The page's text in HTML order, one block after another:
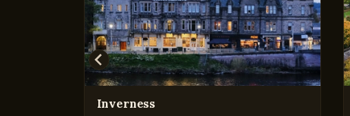
Inverness